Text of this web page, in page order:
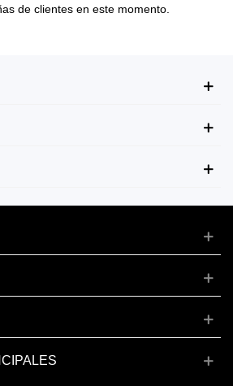
de clientes en este momento.